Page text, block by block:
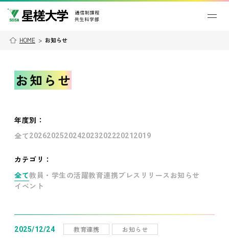
HOME > お知らせ
お知らせ
年度別 ：
全て202620252024202320222021 2019
カテゴリ：
全て教員・学生の活躍教育連携プレスリリース お知らせ
イベント
2025/12/24 教育連携 お知らせ